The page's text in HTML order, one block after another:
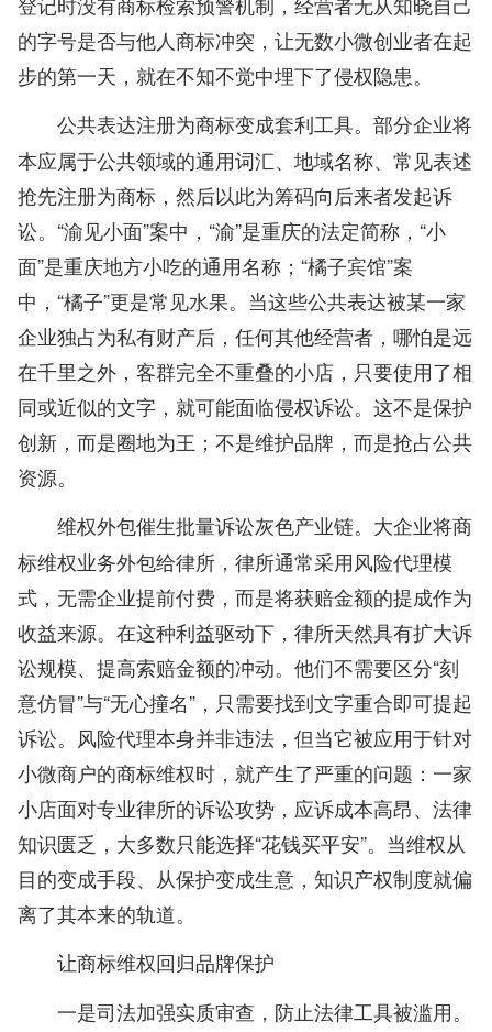
的字号是否与他人商标冲突，让无数小微创业者在起
步的第一天，就在不知不觉中埋下了侵权隐患。
公共表达注册为商标变成套利工具。 部分企业将
本应属于公共领域的通用词汇、地域名称、常见表述
抢先注册为商标，然后以此为筹码向后来者发起诉
讼。“渝见小面”案中，“渝”是重庆的法定简称，“小
面”是重庆地方小吃的通用名称；“橘子宾馆”案
中，“橘子”更是常见水果。当这些公共表达被某一家
企业独占为私有财产后，任何其他经营者，哪怕是远
在千里之外，客群完全不重叠的小店，只要使用了相
同或近似的文字，就可能面临侵权诉讼。这不是保护
创新，而是圈地为王；不是维护品牌，而是抢占公共
资源。
维权外包催生批量诉讼灰色产业链。 大企业将商
标维权业务外包给律所，律所通常采用风险代理模
式，无需企业提前付费，而是将获赔金额的提成作为
收益来源。在这种利益驱动下，律所天然具有扩大诉
讼规模、提高索赔金额的冲动。他们不需要区分“刻
意仿冒”与“无心撞名”，只需要找到文字重合即可提起
诉讼。风险代理本身并非违法，但当它被应用于针对
小微商户的商标维权时，就产生了严重的问题：一家
小店面对专业律所的诉讼攻势，应诉成本高昂、法律
知识匮乏，大多数只能选择“花钱买平安”。当维权从
目的变成手段、从保护变成生意，知识产权制度就偏
离了其本来的轨道。
让商标维权回归品牌保护
一是司法加强实质审查，防止法律工具被滥用。